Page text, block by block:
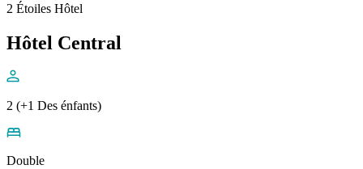
2 Étoiles Hôtel
Hôtel Central
2 (+1 Des énfants)
Double